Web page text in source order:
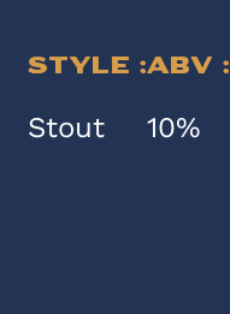
Style :
Stout
ABV :
10%